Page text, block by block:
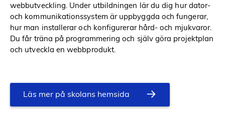
webbutveckling. Under utbildningen lär du dig hur dator-
och kommunikationssystem är uppbyggda och fungerar,
hur man installerar och konfigurerar hård- och mjukvaror.
Du får träna på programmering och själv göra projektplan
och utveckla en webbprodukt.
Läs mer på skolans hemsida